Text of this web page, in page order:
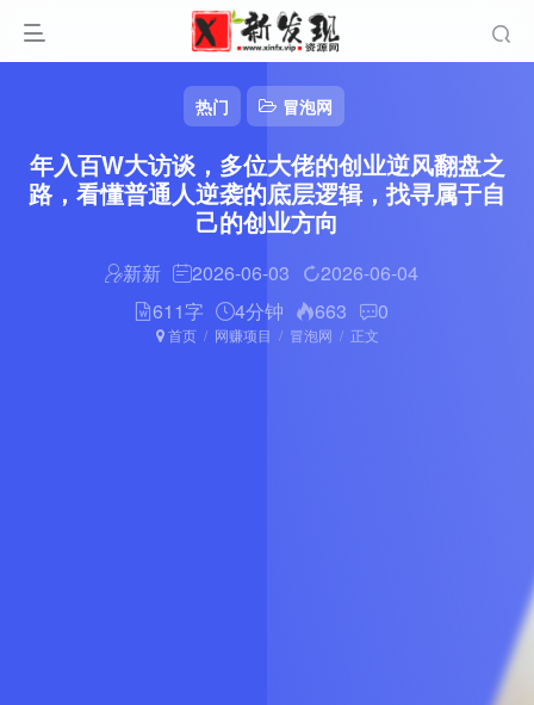
热门 冒泡网
年入百W大访谈，多位大佬的创业逆风翻盘之
路，看懂普通人逆袭的底层逻辑，找寻属于自
己的创业方向
新新 2026-06-03
2026-06-04
611字
4分钟 663 0
首页 网赚项目 冒泡网 正文